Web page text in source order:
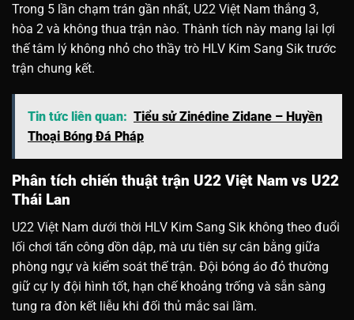
Trong 5 lần chạm trán gần nhất, U22 Việt Nam thắng 3,
hòa 2 và không thua trận nào. Thành tích này mang lại lợi
thế tâm lý không nhỏ cho thầy trò HLV Kim Sang Sik trước
trận chung kết.
Tin tức liên quan: Tiểu sử Zinédine Zidane – Huyền
Thoại Bóng Đá Pháp
Phân tích chiến thuật trận U22 Việt Nam vs U22
Thái Lan
U22 Việt Nam dưới thời HLV Kim Sang Sik không theo đuổi
lối chơi tấn công dồn dập, mà ưu tiên sự cân bằng giữa
phòng ngự và kiểm soát thế trận. Đội bóng áo đỏ thường
giữ cự ly đội hình tốt, hạn chế khoảng trống và sẵn sàng
tung ra đòn kết liễu khi đối thủ mắc sai lầm.